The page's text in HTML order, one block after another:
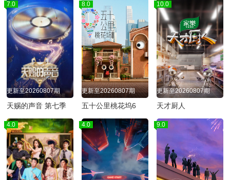
7.0
更新至20260807期
天赐的声音 第七季
8.0
更新至20260807期
五十公里桃花坞6
10.0
更新至20260807期
天才厨人
4.0 4.0 9.0